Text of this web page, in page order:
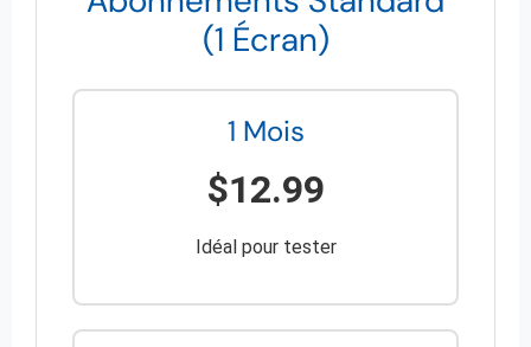
(1 Écran)
1 Mois
$12.99
Idéal pour tester